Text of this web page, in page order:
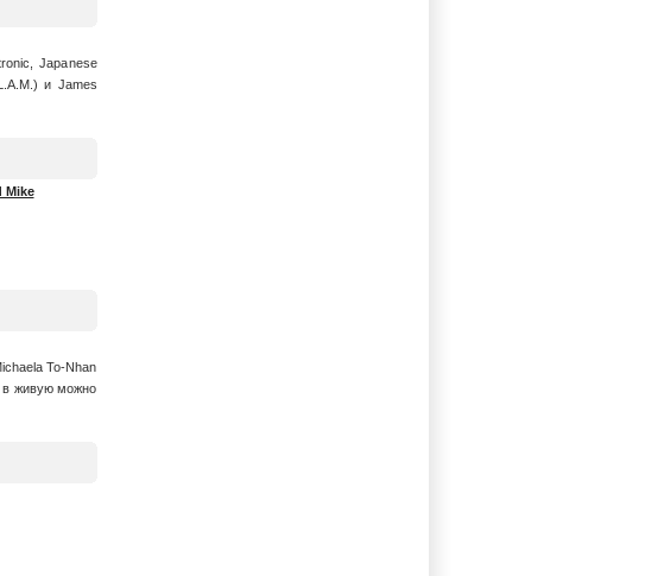
Japanese
и James
Mike
To-Nhan
в живую можно